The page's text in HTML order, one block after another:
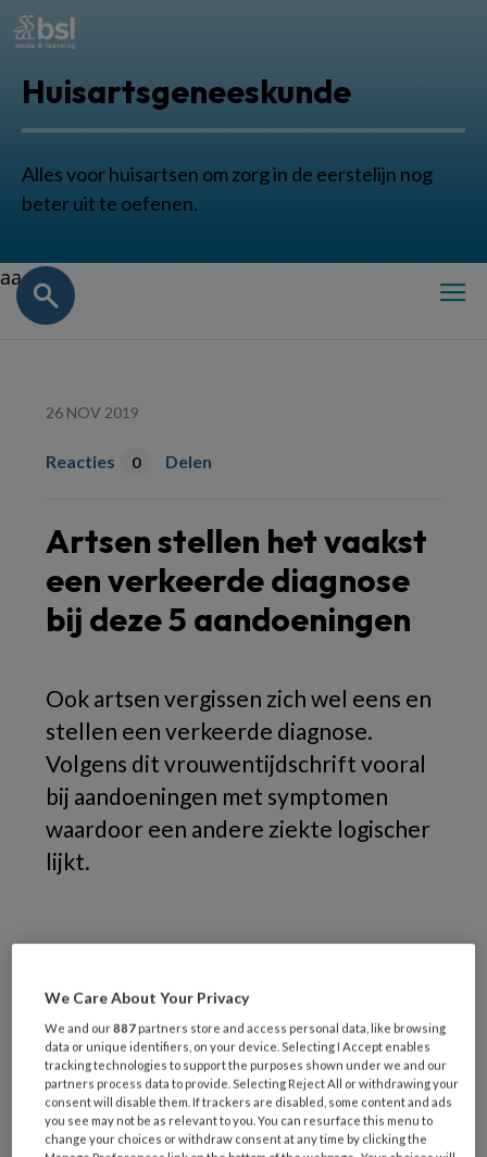
Huisartsgeneeskunde
Alles voor huisartsen om zorg in de eerstelijn nog
beter uit te oefenen.
aa
26 NOV 2019
Reacties 0 Delen
Artsen stellen het vaakst
een verkeerde diagnose
bij deze 5 aandoeningen
Ook artsen vergissen zich wel eens en
stellen een verkeerde diagnose.
Volgens dit vrouwentijdschrift vooral
bij aandoeningen met symptomen
waardoor een andere ziekte logischer
lijkt.
Vooral bij vrouwen worden hartklachten nogal
eens over het hoofd gezien, maar ook bij
mannen is het niet direct het eerste waar
artsen aan denken. Bij vrouwen ontstaat de
verwarring, omdat ze vaak andere, subtielere
We Care About Your Privacy
We and our887 partners store and access personal data, like browsing
data or unique identifiers, on your device. Selecting I Accept enables
tracking technologies to support the purposes shown under we and our
partners process data to provide. Selecting Reject All or withdrawing your
consent will disable them. If trackers are disabled, some content and ads
you see may not be as relevant to you. You can resurface this menu to
change your choices or withdraw consent at any time by clicking the